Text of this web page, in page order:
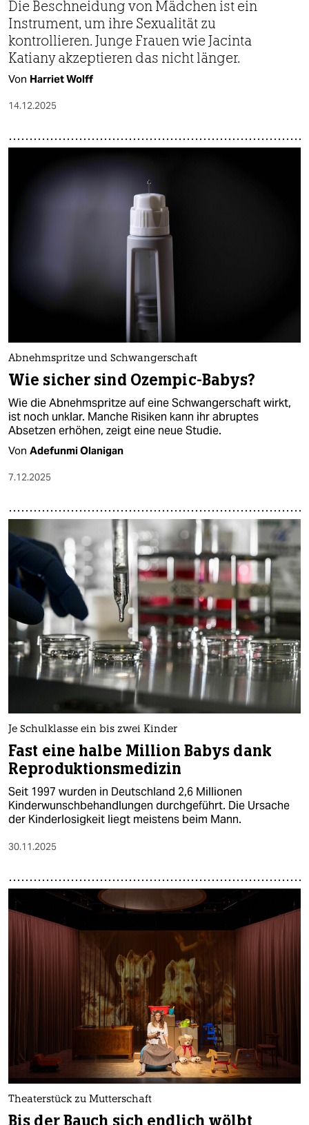
Die Beschneidung von Mädchen ist ein
Instrument, um ihre Sexualität zu
kontrollieren. Junge Frauen wie Jacinta
Katiany akzeptieren das nicht länger.
Von Harriet Wolff
14.12.2025
Abnehmspritze und Schwangerschaft
Wie sicher sind Ozempic-Babys?
Wie die Abnehmspritze auf eine Schwangerschaft wirkt,
ist noch unklar. Manche Risiken kann ihr abruptes
Absetzen erhöhen, zeigt eine neue Studie.
Von Adefunmi Olanigan
7.12.2025
Je Schulklasse ein bis zwei Kinder
Fast eine halbe Million Babys dank
Reproduktionsmedizin
Seit 1997 wurden in Deutschland 2,6 Millionen
Kinderwunschbehandlungen durchgeführt. Die Ursache
der Kinderlosigkeit liegt meistens beim Mann.
30.11.2025
Theaterstück zu Mutterschaft
Bis der Bauch sich endlich wölbt